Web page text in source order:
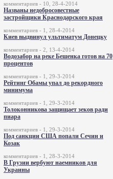
комментариев - 10, 28-4-2014
Названы недобросовестные
застройщики Краснодарского края
комментариев - 1, 28-4-2014
Киев выдвинул ультиматум Донецку
комментариев - 2, 13-4-2014
Водозабор на реке Бешенка готов на 70
процентов
комментариев - 1, 29-3-2014
Рейтинг Обамы упал до рекордного
минимума
комментариев - 1, 29-3-2014
Толоконникова защищает зеков ради
пиара
комментариев - 1, 29-3-2014
Под санкции США попали Сечин и
Козак
комментариев - 1, 28-3-2014
В Грузии вербуют наемников для
Украины